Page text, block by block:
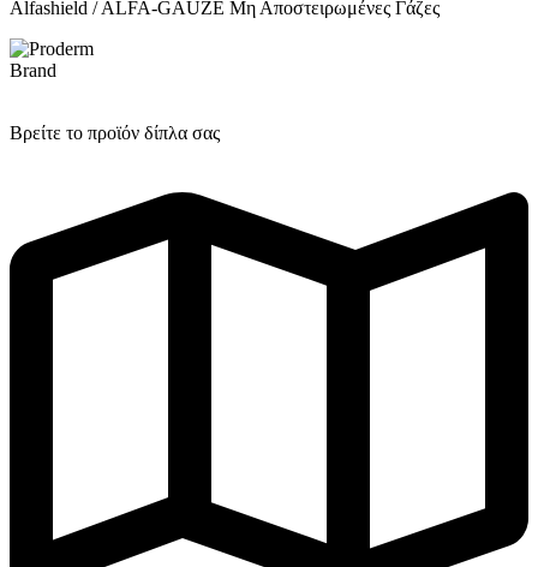
Alfashield / ALFA-GAUZE Μη Αποστειρωμένες Γάζες
Brand
Βρείτε το προϊόν δίπλα σας